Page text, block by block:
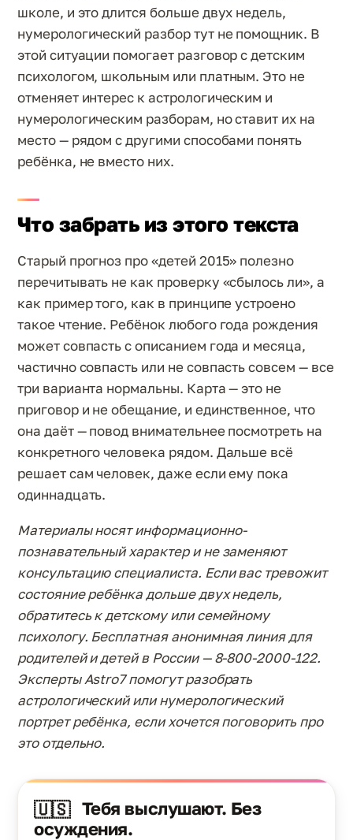
школе, и это длится больше двух недель,
нумерологический разбор тут не помощник. В
этой ситуации помогает разговор с детским
психологом, школьным или платным. Это не
отменяет интерес к астрологическим и
нумерологическим разборам, но ставит их на
место — рядом с другими способами понять
ребёнка, не вместо них.
Что забрать из этого текста
Старый прогноз про «детей 2015» полезно
перечитывать не как проверку «сбылось ли», а
как пример того, как в принципе устроено
такое чтение. Ребёнок любого года рождения
может совпасть с описанием года и месяца,
частично совпасть или не совпасть совсем — все
три варианта нормальны. Карта — это не
приговор и не обещание, и единственное, что
она даёт — повод внимательнее посмотреть на
конкретного человека рядом. Дальше всё
решает сам человек, даже если ему пока
одиннадцать.
Материалы носят информационно-
познавательный характер и не заменяют
консультацию специалиста. Если вас тревожит
состояние ребёнка дольше двух недель,
обратитесь к детскому или семейному
психологу. Бесплатная анонимная линия для
родителей и детей в России — 8-800-2000-122.
Эксперты Astro7 помогут разобрать
астрологический или нумерологический
портрет ребёнка, если хочется поговорить про
это отдельно.
🇺🇸 Тебя выслушают. Без
осуждения.